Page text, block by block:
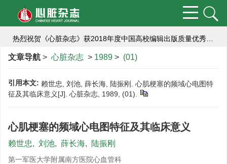
热烈祝贺《心脏杂志》入选：中国科技期刊卓越行动计划（二期）集群化项目编号：B-01）,成为中国高校医学集群系列期刊的成员刊。
航空航天心血管医学研究栏目向您约稿啦！
为推动学术期刊科研诚信建设
文章导航 > 心脏杂志 > 1989 > (01)
引用本文: 赖世忠, 刘池, 薛长海, 陆振刚. 心肌梗塞的频域心电图特
征及其临床意义[J]. 心脏杂志, 1989, (01).
心肌梗塞的频域心电图特征及其临床意义
赖世忠, 刘池, 薛长海, 陆振刚
第一军医大学附属南方医院心血管科